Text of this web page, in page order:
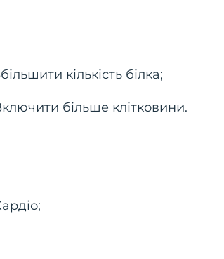
кількість білка;
більше клітковини.